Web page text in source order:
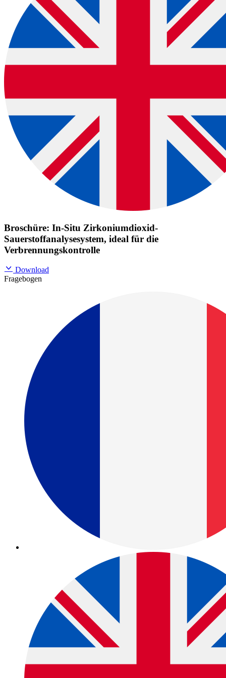
Broschüre: In-Situ Zirkoniumdioxid-
Sauerstoffanalysesystem, ideal für die
Verbrennungskontrolle
Download
Fragebogen